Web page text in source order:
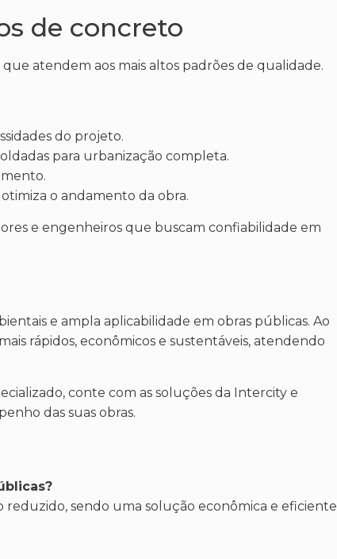
de concreto
atendem aos mais altos padrões de qualidade.
do projeto.
para urbanização completa.
o andamento da obra.
e engenheiros que buscam confiabilidade em
e ampla aplicabilidade em obras públicas. Ao
rápidos, econômicos e sustentáveis, atendendo
conte com as soluções da Intercity e
das suas obras.
sendo uma solução econômica e eficiente